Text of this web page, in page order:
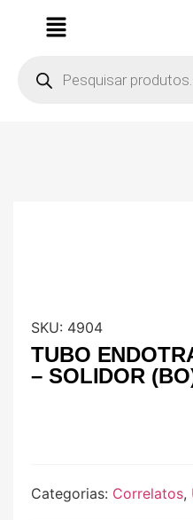
SKU: 4904
TUBO
– SOLIDOR
Categorias: Correlatos,